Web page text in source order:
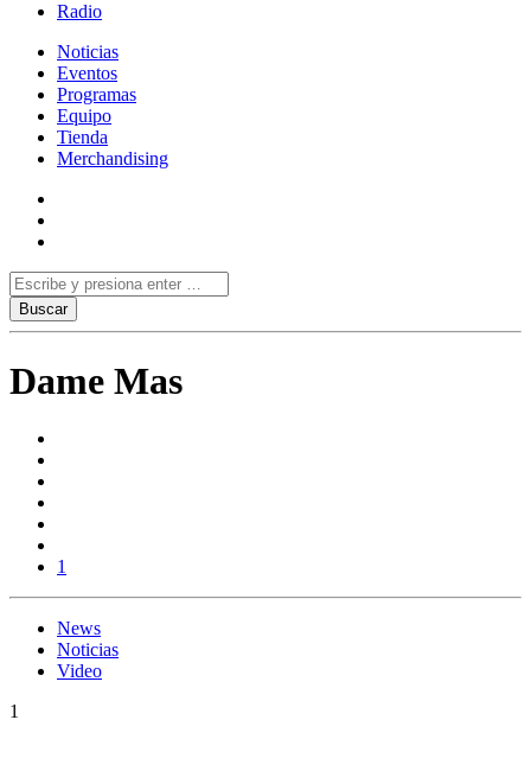
Radio
Noticias
Eventos
Programas
Equipo
Tienda
Merchandising
Dame Mas
1
News
Noticias
Video
1